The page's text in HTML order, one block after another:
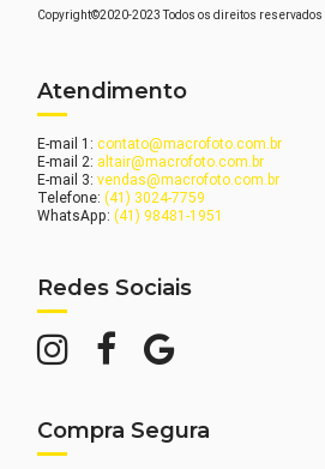
Copyright©2020-2023 Todos os direitos reservados
Atendimento
E-mail 1:contato@macrofoto.com.br
E-mail 2: altair@macrofoto.com.br
E-mail 3:vendas@macrofoto.com.br
Telefone:(41) 3024-7759
WhatsApp:(41) 98481-1951
Redes Sociais
Compra Segura